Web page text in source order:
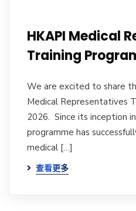
HKAPI Medical
Training
We are excited to share
Medical Representatives
2026. Since its inception
programme has
medical […]
查看更多